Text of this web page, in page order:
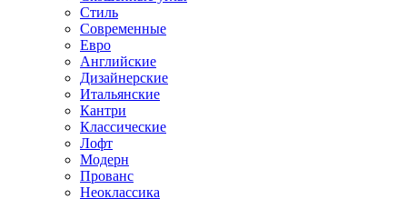
Стиль
Современные
Евро
Английские
Дизайнерские
Итальянские
Кантри
Классические
Лофт
Модерн
Прованс
Неоклассика